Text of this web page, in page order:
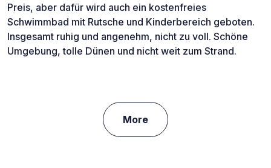
Preis, aber dafür wird auch ein kostenfreies
Schwimmbad mit Rutsche und Kinderbereich geboten.
Insgesamt ruhig und angenehm, nicht zu voll. Schöne
Umgebung, tolle Dünen und nicht weit zum Strand.
More